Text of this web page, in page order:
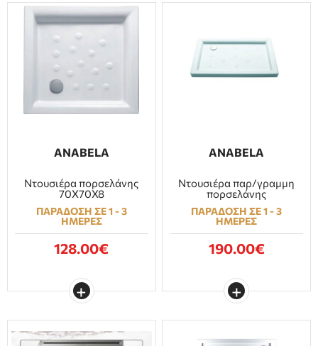
ANABELA
Ντουσιέρα πορσελάνης
70Χ70Χ8
ΠΑΡΑΔΟΣΗ ΣΕ 1 - 3
ΗΜΕΡΕΣ
128.00€
ANABELA
Ντουσιέρα παρ/γραμμη
πορσελάνης
ΠΑΡΑΔΟΣΗ ΣΕ 1 - 3
ΗΜΕΡΕΣ
190.00€